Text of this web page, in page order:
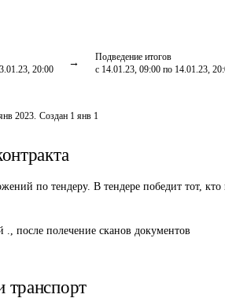
20:00
Подведение итогов
с 14.01.23, 09:00 по 14.01.23,
2023. Создан 1 янв 1
по тендеру. В тендере победит тот,
., после полечение сканов документов